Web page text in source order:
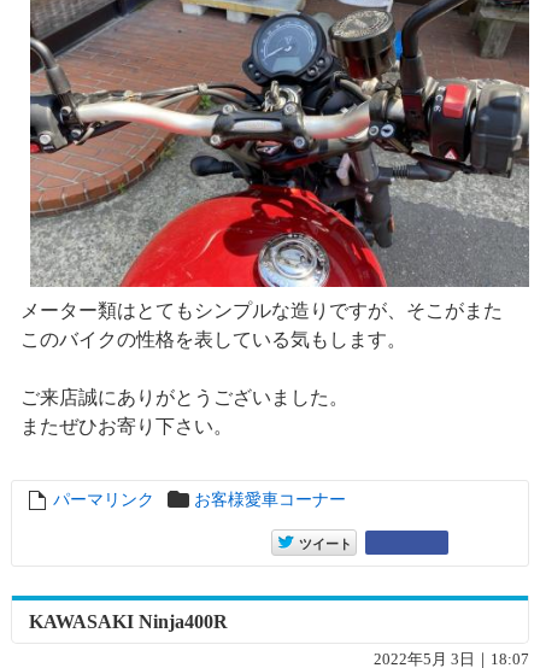
メーター類はとてもシンプルな造りですが、そこがまた
このバイクの性格を表している気もします。
ご来店誠にありがとうございました。
またぜひお寄り下さい。
entry16740
パーマリンク お客様愛車コーナー
entry16740
ツイート
KAWASAKI Ninja400R
2022年5月 3日｜18:07